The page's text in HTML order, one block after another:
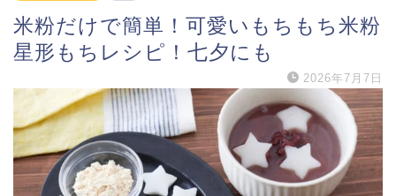
米粉だけで簡単！可愛いもちもち米粉
星形もちレシピ！七夕にも
2026年7月7日